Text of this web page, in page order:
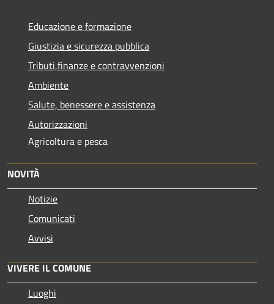
Educazione e formazione
Giustizia e sicurezza pubblica
Tributi,finanze e contravvenzioni
Ambiente
Salute, benessere e assistenza
Autorizzazioni
Agricoltura e pesca
NOVITÀ
Notizie
Comunicati
Avvisi
VIVERE IL COMUNE
Luoghi